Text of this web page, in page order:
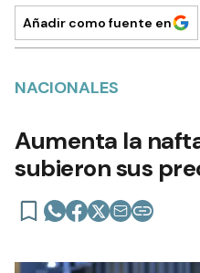
Añadir como fuente en
NACIONALES
Aumenta la
subieron sus